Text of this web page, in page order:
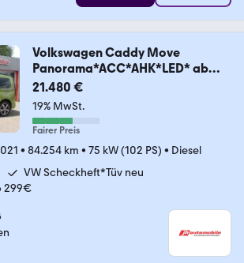
Volkswagen Caddy Move
Panorama*ACC*AHK*LED* ab
299€
21.480 €
19% MwSt.
Fairer Preis
• 84.254 km • 75 kW (102 PS) • Diesel
VW Scheckheft*Tüv neu
299€